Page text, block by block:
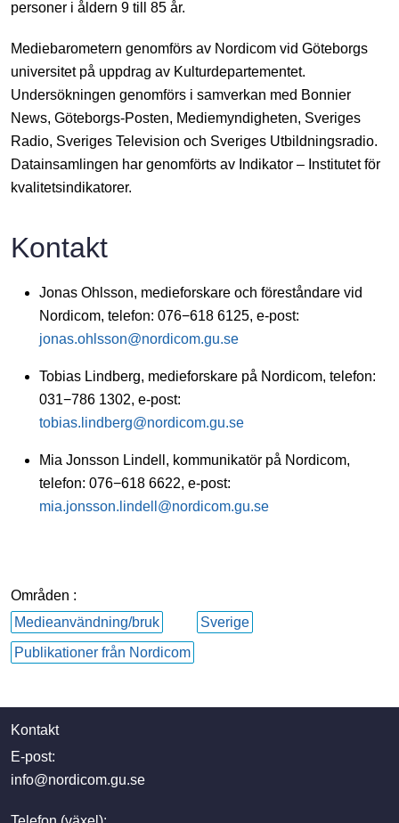
personer i åldern 9 till 85 år.
Mediebarometern genomförs av Nordicom vid Göteborgs
universitet på uppdrag av Kulturdepartementet.
Undersökningen genomförs i samverkan med Bonnier
News, Göteborgs-Posten, Mediemyndigheten, Sveriges
Radio, Sveriges Television och Sveriges Utbildningsradio.
Datainsamlingen har genomförts av Indikator – Institutet för
kvalitetsindikatorer.
Kontakt
Jonas Ohlsson, medieforskare och föreståndare vid
Nordicom, telefon: 076−618 6125, e-post:
jonas.ohlsson@nordicom.gu.se
Tobias Lindberg, medieforskare på Nordicom, telefon:
031−786 1302, e-post:
tobias.lindberg@nordicom.gu.se
Mia Jonsson Lindell, kommunikatör på Nordicom,
telefon: 076−618 6622, e-post:
mia.jonsson.lindell@nordicom.gu.se
Områden :
Medieanvändning/bruk
Publikationer från Nordicom
Sverige
Kontakt
E-post:
info@nordicom.gu.se